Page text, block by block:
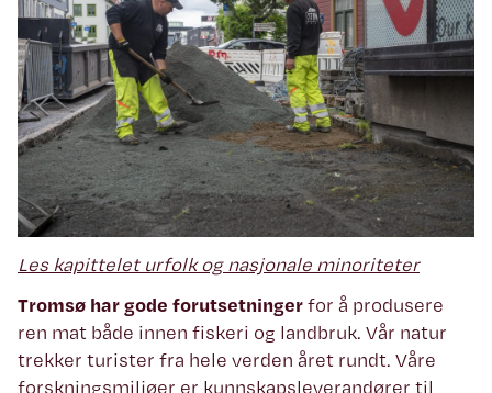
Les kapittelet urfolk og nasjonale minoriteter
Tromsø har gode forutsetningerfor å produsere
ren mat både innen fiskeri og landbruk. Vår natur
trekker turister fra hele verden året rundt. Våre
forskningsmiljøer er kunnskapsleverandører til